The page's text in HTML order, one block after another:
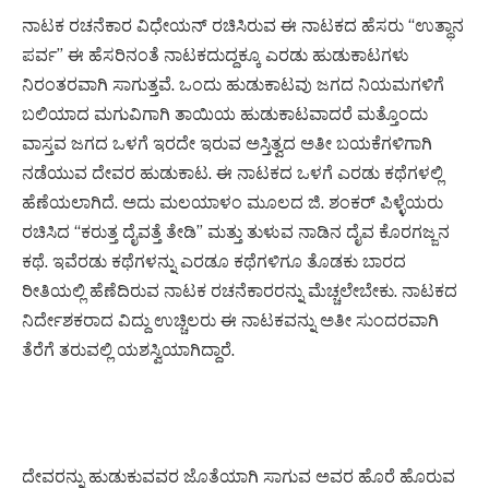
ನಾಟಕ ರಚನೆಕಾರ ವಿಧೇಯನ್ ರಚಿಸಿರುವ ಈ ನಾಟಕದ ಹೆಸರು “ಉತ್ಥಾನ
ಪರ್ವ” ಈ ಹೆಸರಿನಂತೆ ನಾಟಕದುದ್ದಕ್ಕೂ ಎರಡು ಹುಡುಕಾಟಗಳು
ನಿರಂತರವಾಗಿ ಸಾಗುತ್ತವೆ. ಒಂದು ಹುಡುಕಾಟವು ಜಗದ ನಿಯಮಗಳಿಗೆ
ಬಲಿಯಾದ ಮಗುವಿಗಾಗಿ ತಾಯಿಯ ಹುಡುಕಾಟವಾದರೆ ಮತ್ತೊಂದು
ವಾಸ್ತವ ಜಗದ ಒಳಗೆ ಇರದೇ ಇರುವ ಅಸ್ತಿತ್ವದ ಅತೀ ಬಯಕೆಗಳಿಗಾಗಿ
ನಡೆಯುವ ದೇವರ ಹುಡುಕಾಟ. ಈ ನಾಟಕದ ಒಳಗೆ ಎರಡು ಕಥೆಗಳಲ್ಲಿ
ಹೆಣೆಯಲಾಗಿದೆ. ಅದು ಮಲಯಾಳಂ ಮೂಲದ ಜಿ. ಶಂಕರ್ ಪಿಳ್ಳೆಯರು
ರಚಿಸಿದ “ಕರುತ್ತ ದೈವತ್ತೆ ತೇಡಿ” ಮತ್ತು ತುಳುವ ನಾಡಿನ ದೈವ ಕೊರಗಜ್ಜನ
ಕಥೆ. ಇವೆರಡು ಕಥೆಗಳನ್ನು ಎರಡೂ ಕಥೆಗಳಿಗೂ ತೊಡಕು ಬಾರದ
ರೀತಿಯಲ್ಲಿ ಹೆಣೆದಿರುವ ನಾಟಕ ರಚನೆಕಾರರನ್ನು ಮೆಚ್ಚಲೇಬೇಕು. ನಾಟಕದ
ನಿರ್ದೇಶಕರಾದ ವಿದ್ದು ಉಚ್ಚಿಲರು ಈ ನಾಟಕವನ್ನು ಅತೀ ಸುಂದರವಾಗಿ
ತೆರೆಗೆ ತರುವಲ್ಲಿ ಯಶಸ್ವಿಯಾಗಿದ್ದಾರೆ.
ದೇವರನ್ನು ಹುಡುಕುವವರ ಜೊತೆಯಾಗಿ ಸಾಗುವ ಅವರ ಹೊರೆ ಹೊರುವ